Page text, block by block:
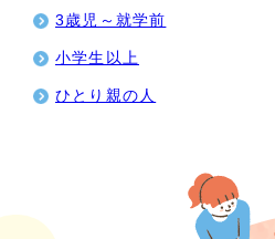
3歳児～就学前
小学生以上
ひとり親の人